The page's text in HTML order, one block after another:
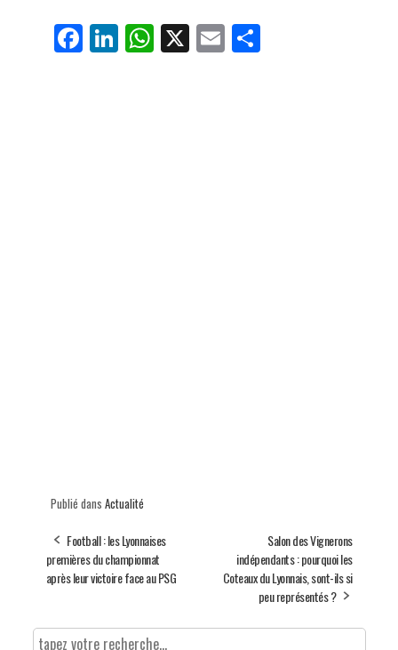
Fa
ce
Li
nk
W
ha
X E
m
Pa
rt
Publié dans Actualité
Football : les Lyonnaises
premières du championnat
après leur victoire face au PSG
Salon des Vignerons
indépendants : pourquoi les
Coteaux du Lyonnais, sont-ils si
peu représentés ?